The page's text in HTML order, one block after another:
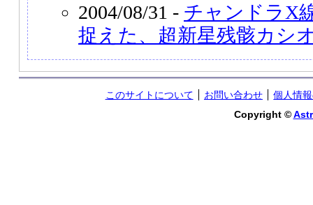
2004/08/31 - チャンドラX
捉えた、超新星残骸カシ
このサイトについて お問い合わせ
個人情
Copyright ©